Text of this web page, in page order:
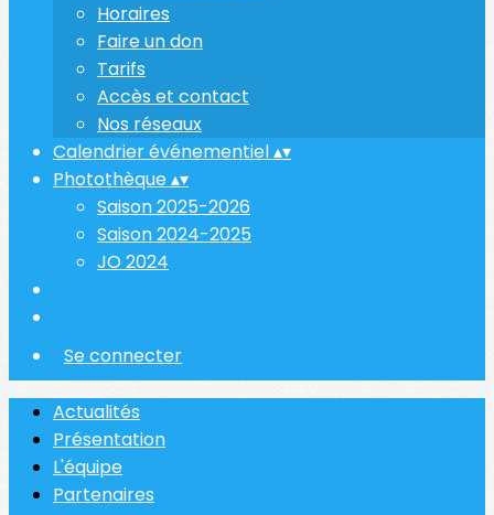
Horaires
Faire un don
Tarifs
Accès et contact
Nos réseaux
Calendrier événementiel▴▾
Photothèque▴▾
Saison 2025-2026
Saison 2024-2025
JO 2024
Se connecter
Actualités
Présentation
L'équipe
Partenaires